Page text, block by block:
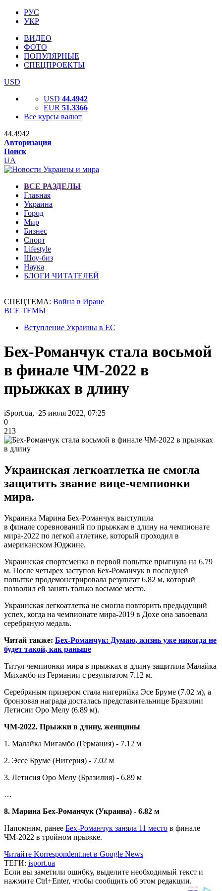
РУС
УКР
ВИДЕО
ФОТО
ПОПУЛЯРНЫЕ
СПЕЦПРОЕКТЫ
USD
USD 44.4942
EUR 51.3366
Все курсы валют
44.4942
Авторизация
Поиск
UA
ВСЕ РАЗДЕЛЫ
Главная
Украина
Город
Мир
Бизнес
Спорт
Lifestyle
Шоу-биз
Наука
БЛОГИ ЧИТАТЕЛЕЙ
СПЕЦТЕМА: Война в Иране
ВСЕ ТЕМЫ
Вступление Украины в ЕС
Бех-Романчук стала восьмой
в финале ЧМ-2022 в
прыжках в длину
iSport.ua, 25 июля 2022, 07:25
0
213
Украинская легкоатлетка не смогла
защитить звание вице-чемпионки
мира.
Украинка Марина Бех-Романчук выступила
в финале соревнований по прыжкам в длину на чемпионате
мира-2022 по легкой атлетике, который проходил в
американском Юджине.
Украинская спортсменка в первой попытке прыгнула на 6.79
м. После четырех заступов Бех-Романчук в последней
попытке продемонстрировала результат 6.82 м, который
позволил ей занять только восьмое место.
Украинская легкоатлетка не смогла повторить предыдущий
успех, когда на чемпионате мира-2019 в Дохе она завоевала
серебряную медаль.
Читай также: Бех-Романчук: Думаю, жизнь уже никогда не
будет такой, как раньше
Титул чемпионки мира в прыжках в длину защитила Малайка
Михамбо из Германии с результатом 7.12 м.
Серебряным призером стала нигерийка Эсе Бруме (7.02 м), а
бронзовая награда досталась представительнице Бразилии
Летисии Оро Мелу (6.89 м).
ЧМ-2022. Прыжки в длину, женщины
1. Малайка Мигамбо (Германия) - 7.12 м
2. Эссе Бруме (Нигерия) - 7.02 м
3. Летисия Оро Мелу (Бразилия) - 6.89 м
…
8. Марина Бех-Романчук (Украина) - 6.82 м
Напомним, ранее Бех-Романчук заняла 11 место в финале
ЧМ-2022 в тройном прыжке.
Читайте Korrespondent.net в Google News
ТЕГИ: isport.ua
Если вы заметили ошибку, выделите необходимый текст и
нажмите Ctrl+Enter, чтобы сообщить об этом редакции.